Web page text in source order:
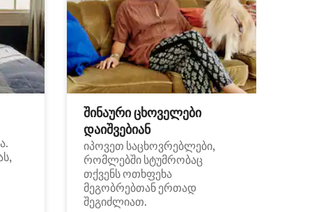
შინაური ცხოველები
დაიშვებიან
იპოვეთ საცხოვრებლები,
რომლებში სტუმრობაც
თქვენს ოთხფეხა
მეგობრებთან ერთად
შეგიძლიათ.